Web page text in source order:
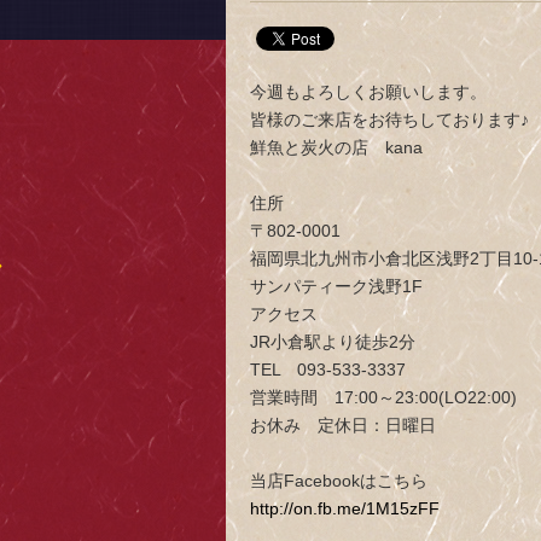
今週もよろしくお願いします。
皆様のご来店をお待ちしております♪
鮮魚と炭火の店 kana
住所
〒802-0001
福岡県北九州市小倉北区浅野2丁目
サンパティーク浅野1F
アクセス
JR小倉駅より徒歩2分
TEL 093-533-3337
営業時間 17:00～23:00(LO22:00)
お休み 定休日：日曜日
当店Facebookはこちら
http://on.fb.me/1M15zFF